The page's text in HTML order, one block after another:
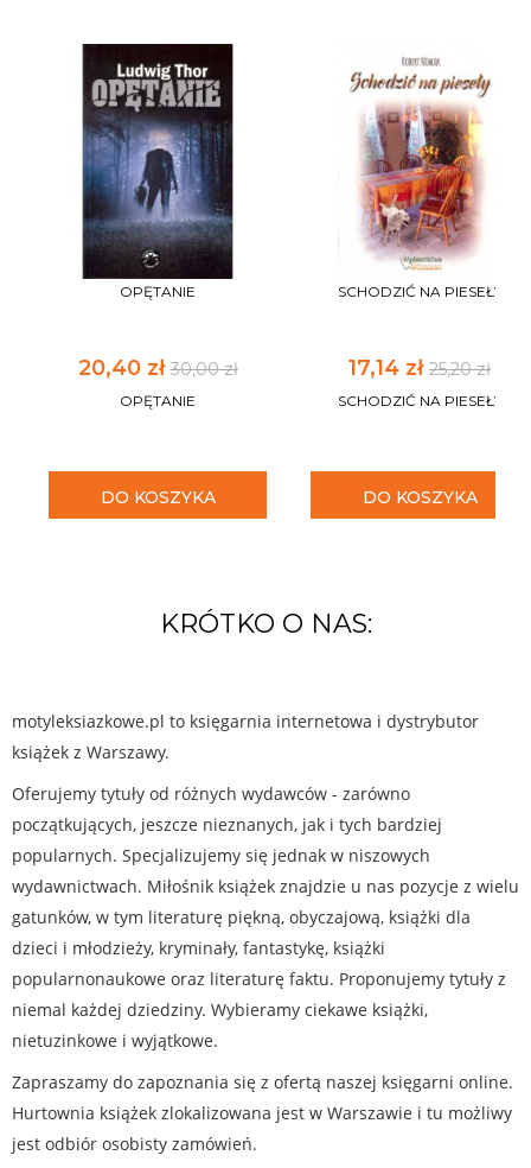
OPĘTANIE
20,40 zł30,00 zł
OPĘTANIE
DO KOSZYKA
SCHODZIĆ NA PIESEŁY
17,14 zł 25,20 zł
SCHODZIĆ NA PIESEŁY
DO KOSZYKA
KRÓTKO O NAS:
motyleksiazkowe.pl to księgarnia internetowa i dystrybutor
książek z Warszawy.
Oferujemy tytuły od różnych wydawców - zarówno
początkujących, jeszcze nieznanych, jak i tych bardziej
popularnych. Specjalizujemy się jednak w niszowych
wydawnictwach. Miłośnik książek znajdzie u nas pozycje z wielu
gatunków, w tym literaturę piękną, obyczajową, książki dla
dzieci i młodzieży, kryminały, fantastykę, książki
popularnonaukowe oraz literaturę faktu. Proponujemy tytuły z
niemal każdej dziedziny. Wybieramy ciekawe książki,
nietuzinkowe i wyjątkowe.
Zapraszamy do zapoznania się z ofertą naszej księgarni online.
Hurtownia książek zlokalizowana jest w Warszawie i tu możliwy
jest odbiór osobisty zamówień.